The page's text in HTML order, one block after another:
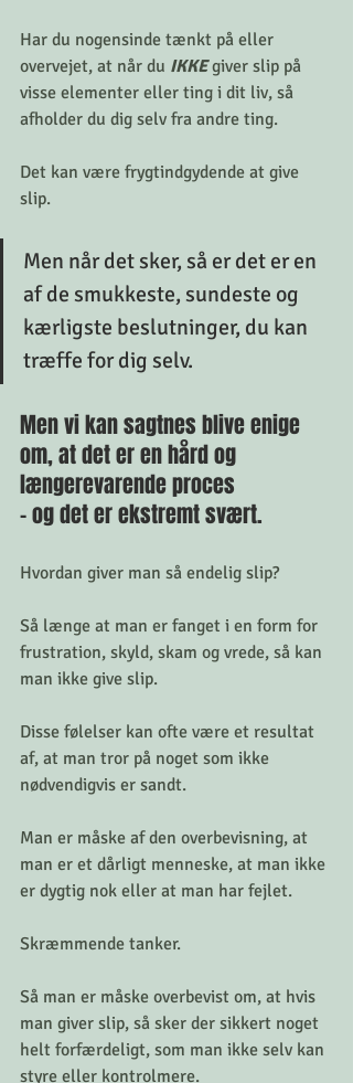
Har du nogensinde tænkt på eller
overvejet, at når du IKKE giver slip på
visse elementer eller ting i dit liv, så
afholder du dig selv fra andre ting.
Det kan være frygtindgydende at give
slip.
Men når det sker, så er det er en
af de smukkeste, sundeste og
kærligste beslutninger, du kan
træffe for dig selv.
Men vi kan sagtnes blive enige
om, at det er en hård og
længerevarende proces
- og det er ekstremt svært.
Hvordan giver man så endelig slip?
Så længe at man er fanget i en form for
frustration, skyld, skam og vrede, så kan
man ikke give slip.
Disse følelser kan ofte være et resultat
af, at man tror på noget som ikke
nødvendigvis er sandt.
Man er måske af den overbevisning, at
man er et dårligt menneske, at man ikke
er dygtig nok eller at man har fejlet.
Skræmmende tanker.
Så man er måske overbevist om, at hvis
man giver slip, så sker der sikkert noget
helt forfærdeligt, som man ikke selv kan
styre eller kontrolmere.